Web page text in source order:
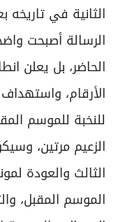
الثانية في تاريخه بعد
الرسالة أصبحت
الحاضر، بل يعلن
الأرقام،
للنخبة للموسم
الزعيم مرتين،
الثالث والعودة
الموسم المقبل،